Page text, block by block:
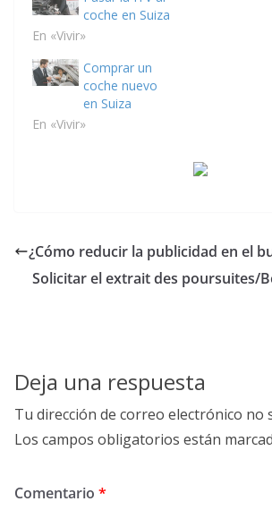
coche en Suiza
En «Vivir»
Comprar un
coche nuevo
en Suiza
En «Vivir»
¿Cómo reducir la publicidad en el
Solicitar el extrait des poursuites/
Deja una respuesta
Tu dirección de correo electrónico no
Los campos obligatorios están
Comentario *